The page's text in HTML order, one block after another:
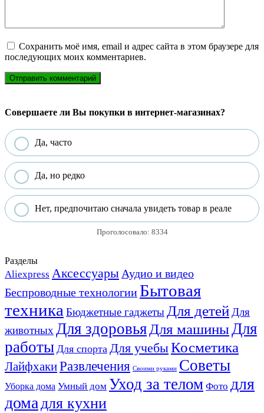
Сохранить моё имя, email и адрес сайта в этом браузере для
последующих моих комментариев.
Совершаете ли Вы покупки в интернет-магазинах?
Да, часто
Да, но редко
Нет, предпочитаю сначала увидеть товар в реале
Проголосовало: 8334
Разделы
Aliexpress АксессуарыАудио и видео
Беспроводные технологииБытовая
техникаБюджетные гаджеты Для детейДля
животныхДля здоровьяДля машиныДля
работы Для спорта Для учебыКосметика
ЛайфхакиРазвлечения Своими руками Советы
Уборка дома Умный дом Уход за телом Фото для
домадля кухни